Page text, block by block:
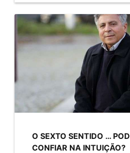
O SEXTO SENTIDO …
CONFIAR NA INTUIÇÃO?